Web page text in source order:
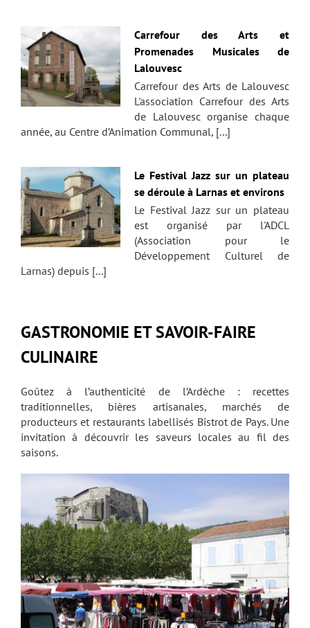
Carrefour des Arts et
Promenades Musicales de
Lalouvesc
Carrefour des Arts de Lalouvesc
L'association Carrefour des Arts
de Lalouvesc organise chaque
année, au Centre d’Animation Communal, [...]
Le Festival Jazz sur un plateau
se déroule à Larnas et environs
Le Festival Jazz sur un plateau
est organisé par l'ADCL
(Association pour le
Développement Culturel de
Larnas) depuis [...]
GASTRONOMIE ET SAVOIR-FAIRE
CULINAIRE
Goûtez à l’authenticité de l’Ardèche : recettes
traditionnelles, bières artisanales, marchés de
producteurs et restaurants labellisés Bistrot de Pays. Une
invitation à découvrir les saveurs locales au fil des
saisons.